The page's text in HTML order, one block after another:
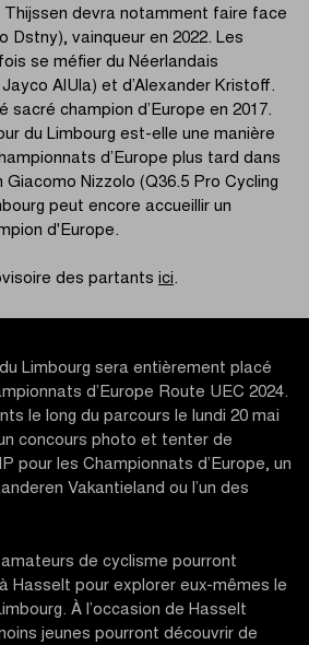
Thijssen devra notamment faire face
Dstny), vainqueur en 2022. Les
se méfier du Néerlandais
AlUla) et d’Alexander Kristoff.
sacré champion d’Europe en 2017.
du Limbourg est-elle une manière
d’Europe plus tard dans
Giacomo Nizzolo (Q36.5 Pro Cycling
peut encore accueillir un
d'Europe.
des partants ici.
Limbourg sera entièrement placé
d’Europe Route UEC 2024.
le long du parcours le lundi 20 mai
concours photo et tenter de
pour les Championnats d’Europe, un
Vakantieland ou l’un des
amateurs de cyclisme pourront
Hasselt pour explorer eux-mêmes le
À l’occasion de Hasselt
jeunes pourront découvrir de